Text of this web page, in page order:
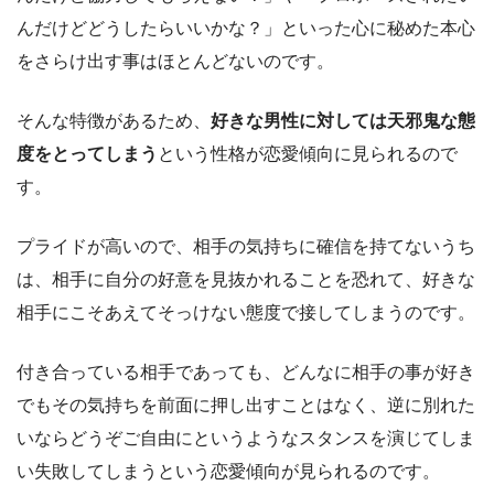
んだけどどうしたらいいかな？」といった心に秘めた本心
をさらけ出す事はほとんどないのです。
そんな特徴があるため、 好きな男性に対しては天邪鬼な態
度をとってしまう という性格が恋愛傾向に見られるので
す。
プライドが高いので、相手の気持ちに確信を持てないうち
は、相手に自分の好意を見抜かれることを恐れて、好きな
相手にこそあえてそっけない態度で接してしまうのです。
付き合っている相手であっても、どんなに相手の事が好き
でもその気持ちを前面に押し出すことはなく、逆に別れた
いならどうぞご自由にというようなスタンスを演じてしま
い失敗してしまうという恋愛傾向が見られるのです。